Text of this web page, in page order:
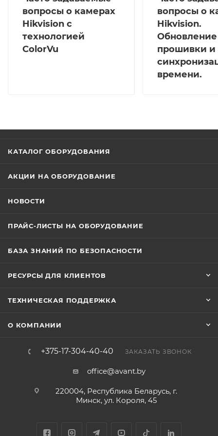
вопросы о камерах
Hikvision с
технологией
ColorVu
вопросы о
Hikvision.
Обновление
прошивки и
времени.
КАТАЛОГ ОБОРУДОВАНИЯ
АКЦИИ НА ОБОРУДОВАНИЕ
НОВОСТИ
ПРАЙС-ЛИСТЫ НА ОБОРУДОВАНИЕ
БАЗА ЗНАНИЙ ПО БЕЗОПАСНОСТИ
РЕСУРСЫ ДЛЯ КЛИЕНТОВ
ТЕХНИЧЕСКАЯ ПОДДЕРЖКА
О КОМПАНИИ
+375-17-304-40-40 ЗАКАЗАТЬ ЗВОНОК
office@avant.by
220004, Республика Беларусь, г.
Минск, ул. Короля, 45